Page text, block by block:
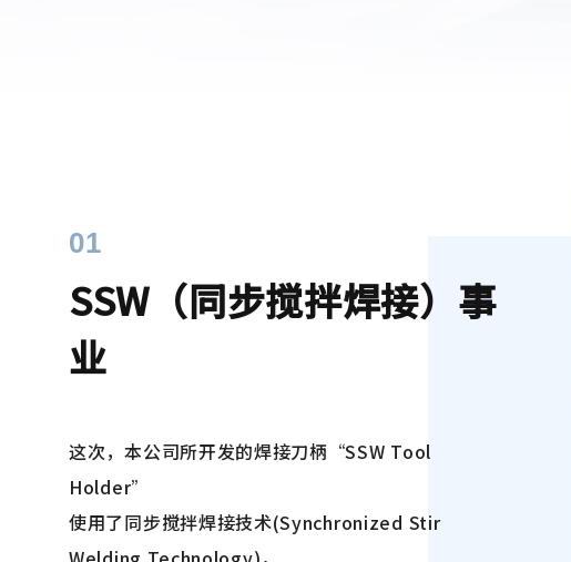
01
SSW（同步搅拌焊接）事
业
这次，本公司所开发的焊接刀柄“SSW Tool
Holder”
使用了同步搅拌焊接技术(Synchronized Stir